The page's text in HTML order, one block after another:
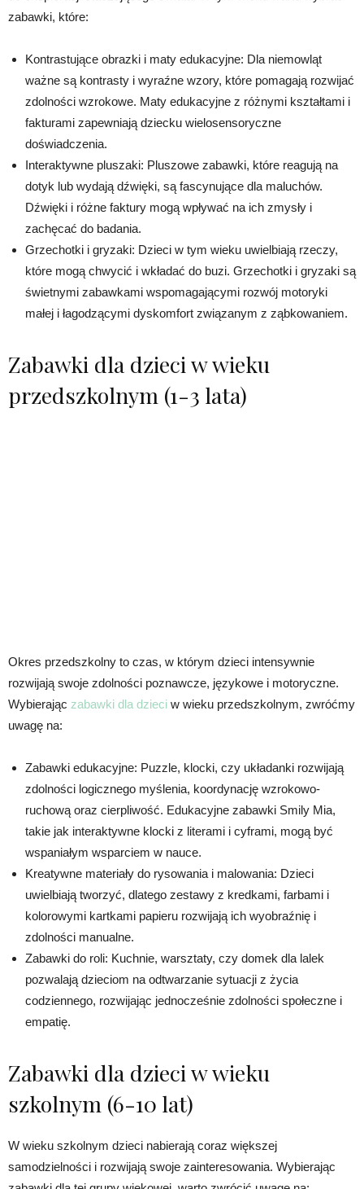
zabawki, które:
Kontrastujące obrazki i maty edukacyjne: Dla niemowląt
ważne są kontrasty i wyraźne wzory, które pomagają rozwijać
zdolności wzrokowe. Maty edukacyjne z różnymi kształtami i
fakturami zapewniają dziecku wielosensoryczne
doświadczenia.
Interaktywne pluszaki: Pluszowe zabawki, które reagują na
dotyk lub wydają dźwięki, są fascynujące dla maluchów.
Dźwięki i różne faktury mogą wpływać na ich zmysły i
zachęcać do badania.
Grzechotki i gryzaki: Dzieci w tym wieku uwielbiają rzeczy,
które mogą chwycić i wkładać do buzi. Grzechotki i gryzaki są
świetnymi zabawkami wspomagającymi rozwój motoryki
małej i łagodzącymi dyskomfort związanym z ząbkowaniem.
Zabawki dla dzieci w wieku
przedszkolnym (1-3 lata)
Okres przedszkolny to czas, w którym dzieci intensywnie
rozwijają swoje zdolności poznawcze, językowe i motoryczne.
Wybierając zabawki dla dzieci w wieku przedszkolnym, zwróćmy
uwagę na:
Zabawki edukacyjne: Puzzle, klocki, czy układanki rozwijają
zdolności logicznego myślenia, koordynację wzrokowo-
ruchową oraz cierpliwość. Edukacyjne zabawki Smily Mia,
takie jak interaktywne klocki z literami i cyframi, mogą być
wspaniałym wsparciem w nauce.
Kreatywne materiały do rysowania i malowania: Dzieci
uwielbiają tworzyć, dlatego zestawy z kredkami, farbami i
kolorowymi kartkami papieru rozwijają ich wyobraźnię i
zdolności manualne.
Zabawki do roli: Kuchnie, warsztaty, czy domek dla lalek
pozwalają dzieciom na odtwarzanie sytuacji z życia
codziennego, rozwijając jednocześnie zdolności społeczne i
empatię.
Zabawki dla dzieci w wieku
szkolnym (6-10 lat)
W wieku szkolnym dzieci nabierają coraz większej
samodzielności i rozwijają swoje zainteresowania. Wybierając